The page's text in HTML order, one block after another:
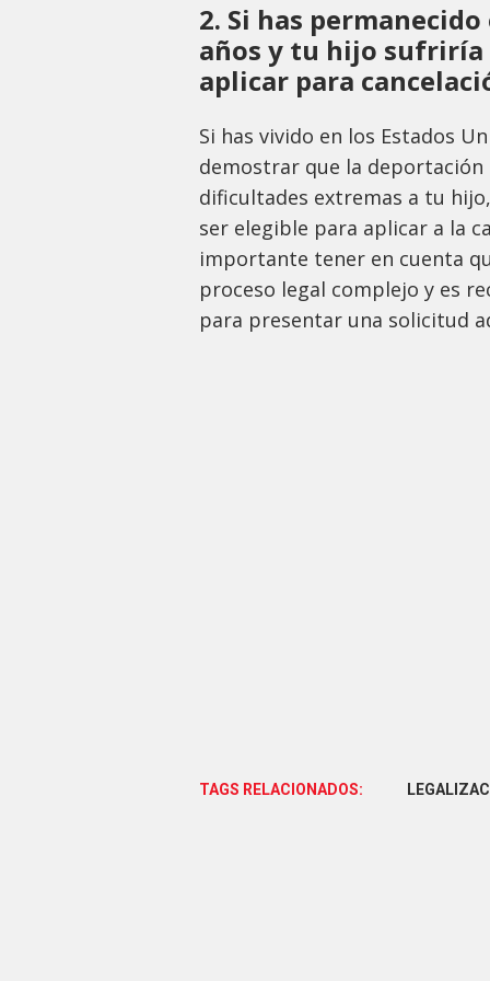
2. Si has
años y tu hijo sufriría
aplicar para
Si has vivido en los Estados
demostrar que la
dificultades extremas a tu
ser elegible para aplicar a la
importante tener en cuenta
proceso legal complejo y es
para presentar una solicitud
TAGS RELACIONADOS: